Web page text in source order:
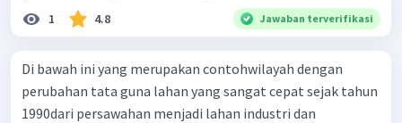
1 4.8 Jawaban terverifikasi
Di bawah ini yang merupakan contohwilayah dengan
perubahan tata guna lahan yang sangat cepat sejak tahun
1990dari persawahan menjadi lahan industri dan